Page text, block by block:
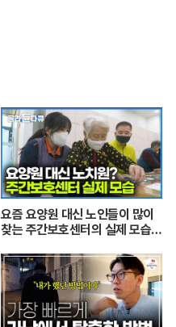
요즘 요양원 대신 노인들이 많이
찾는 주간보호센터의 실제 모습
양보호사의 하루┃주간보호센터
24시┃PD로그┃#골라듄다큐